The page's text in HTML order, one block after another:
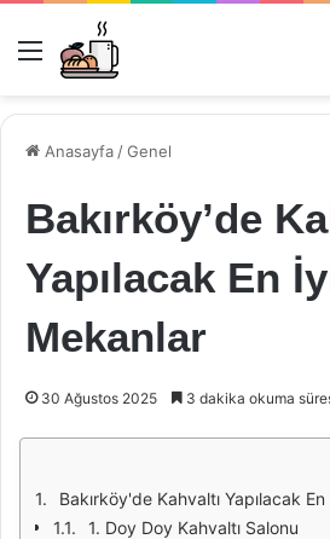
Menü
Anasayfa /Genel
Bakırköy’de
Yapılacak En
Mekanlar
30 Ağustos 2025 3 dakika okuma
Bakırköy'de Kahvaltı Yapılacak
1. Doy Doy Kahvaltı Salonu